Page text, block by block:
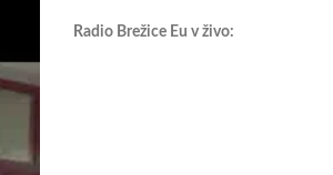
Radio Brežice Eu v živo: